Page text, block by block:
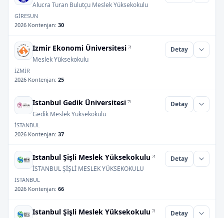
Alucra Turan Bulutçu Meslek Yüksekokulu
GİRESUN
2026 Kontenjan: 30
Izmir Ekonomi Üniversitesi
Meslek Yüksekokulu
Detay
İZMİR
2026 Kontenjan: 25
Istanbul Gedik Üniversitesi
Gedik Meslek Yüksekokulu
Detay
İSTANBUL
2026 Kontenjan: 37
Istanbul Şişli Meslek Yüksekokulu
İSTANBUL ŞİŞLİ MESLEK YÜKSEKOKULU
Detay
İSTANBUL
2026 Kontenjan: 66
Istanbul Şişli Meslek Yüksekokulu Detay